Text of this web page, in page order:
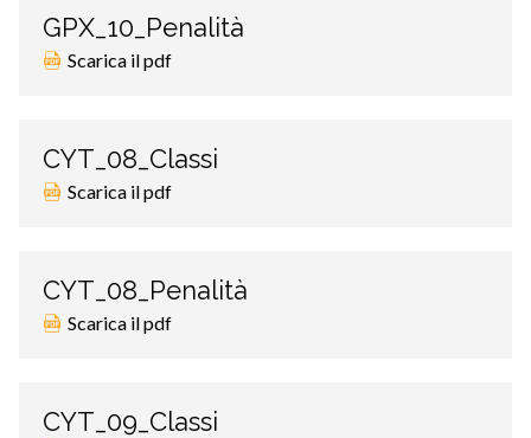
GPX_10_Penalità
Scarica il pdf
CYT_08_Classi
Scarica il pdf
CYT_08_Penalità
Scarica il pdf
CYT_09_Classi